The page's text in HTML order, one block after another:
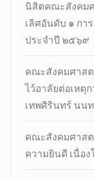
นิสิตคณะสังคมศ
เลิศอันดับ ๑ ก
ประจำปี ๒๕๖๙
คณะสังคมศาสต
ไว้อาลัยต่อเหตุ
เทพศิรินทร์ นน
คณะสังคมศาสต
ความยินดี เนื่อ